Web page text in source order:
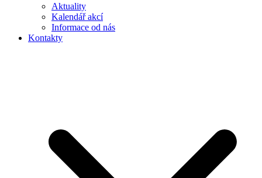
Aktuality
Kalendář akcí
Informace od nás
Kontakty